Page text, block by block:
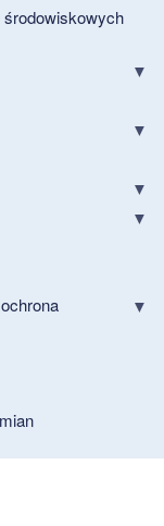
środowiskowych